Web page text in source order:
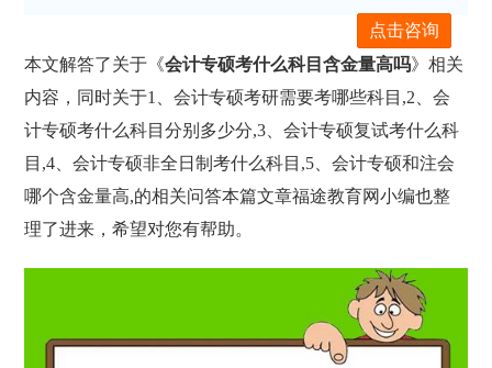
点击咨询
本文解答了关于《会计专硕考什么科目含金量高吗》相关
内容，同时关于1、会计专硕考研需要考哪些科目,2、会
计专硕考什么科目分别多少分,3、会计专硕复试考什么科
目,4、会计专硕非全日制考什么科目,5、会计专硕和注会
哪个含金量高,的相关问答本篇文章福途教育网小编也整
理了进来，希望对您有帮助。